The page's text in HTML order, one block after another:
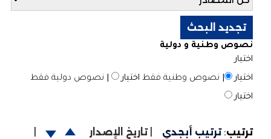
نصوص وطنية و دولية
اختيار
اختيار
| نصوص وطنية فقط اختيار | نصوص دولية فقط
اختيار
ترتيب: ترتيب أبجدي | تاريخ الإصدار
|